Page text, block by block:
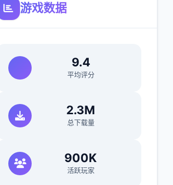
游戏数据
9.4
平均评分
2.3M
总下载量
900K
活跃玩家